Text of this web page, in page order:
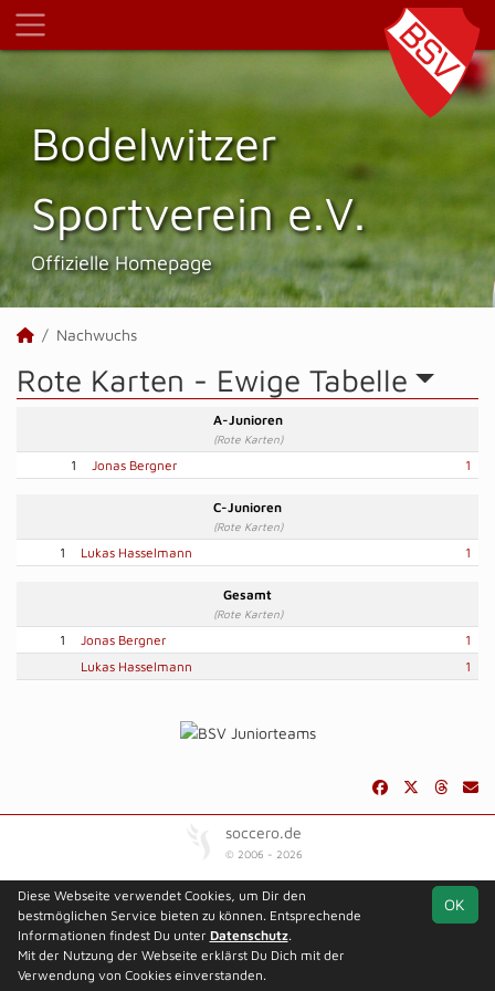
Bodelwitzer
Sportverein e.V.
Offizielle Homepage
Nachwuchs
Rote Karten - Ewige Tabelle
A-Junioren
(Rote Karten)
1 Jonas Bergner 1
C-Junioren
(Rote Karten)
1 Lukas Hasselmann 1
Gesamt
(Rote Karten)
1 Jonas Bergner
1
Lukas Hasselmann
1
soccero.de
© 2006 - 2026
Besucherstatistik Kontakt Impressum
Datenschutz
OK
Diese Webseite verwendet Cookies, um Dir den
bestmöglichen Service bieten zu können. Entsprechende
Informationen findest Du unter Datenschutz.
Mit der Nutzung der Webseite erklärst Du Dich mit der
Verwendung von Cookies einverstanden.